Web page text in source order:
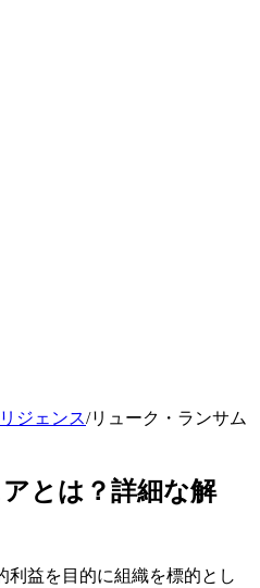
ジェンス/リューク・ランサム
とは？詳細な解
利益を目的に組織を標的とし